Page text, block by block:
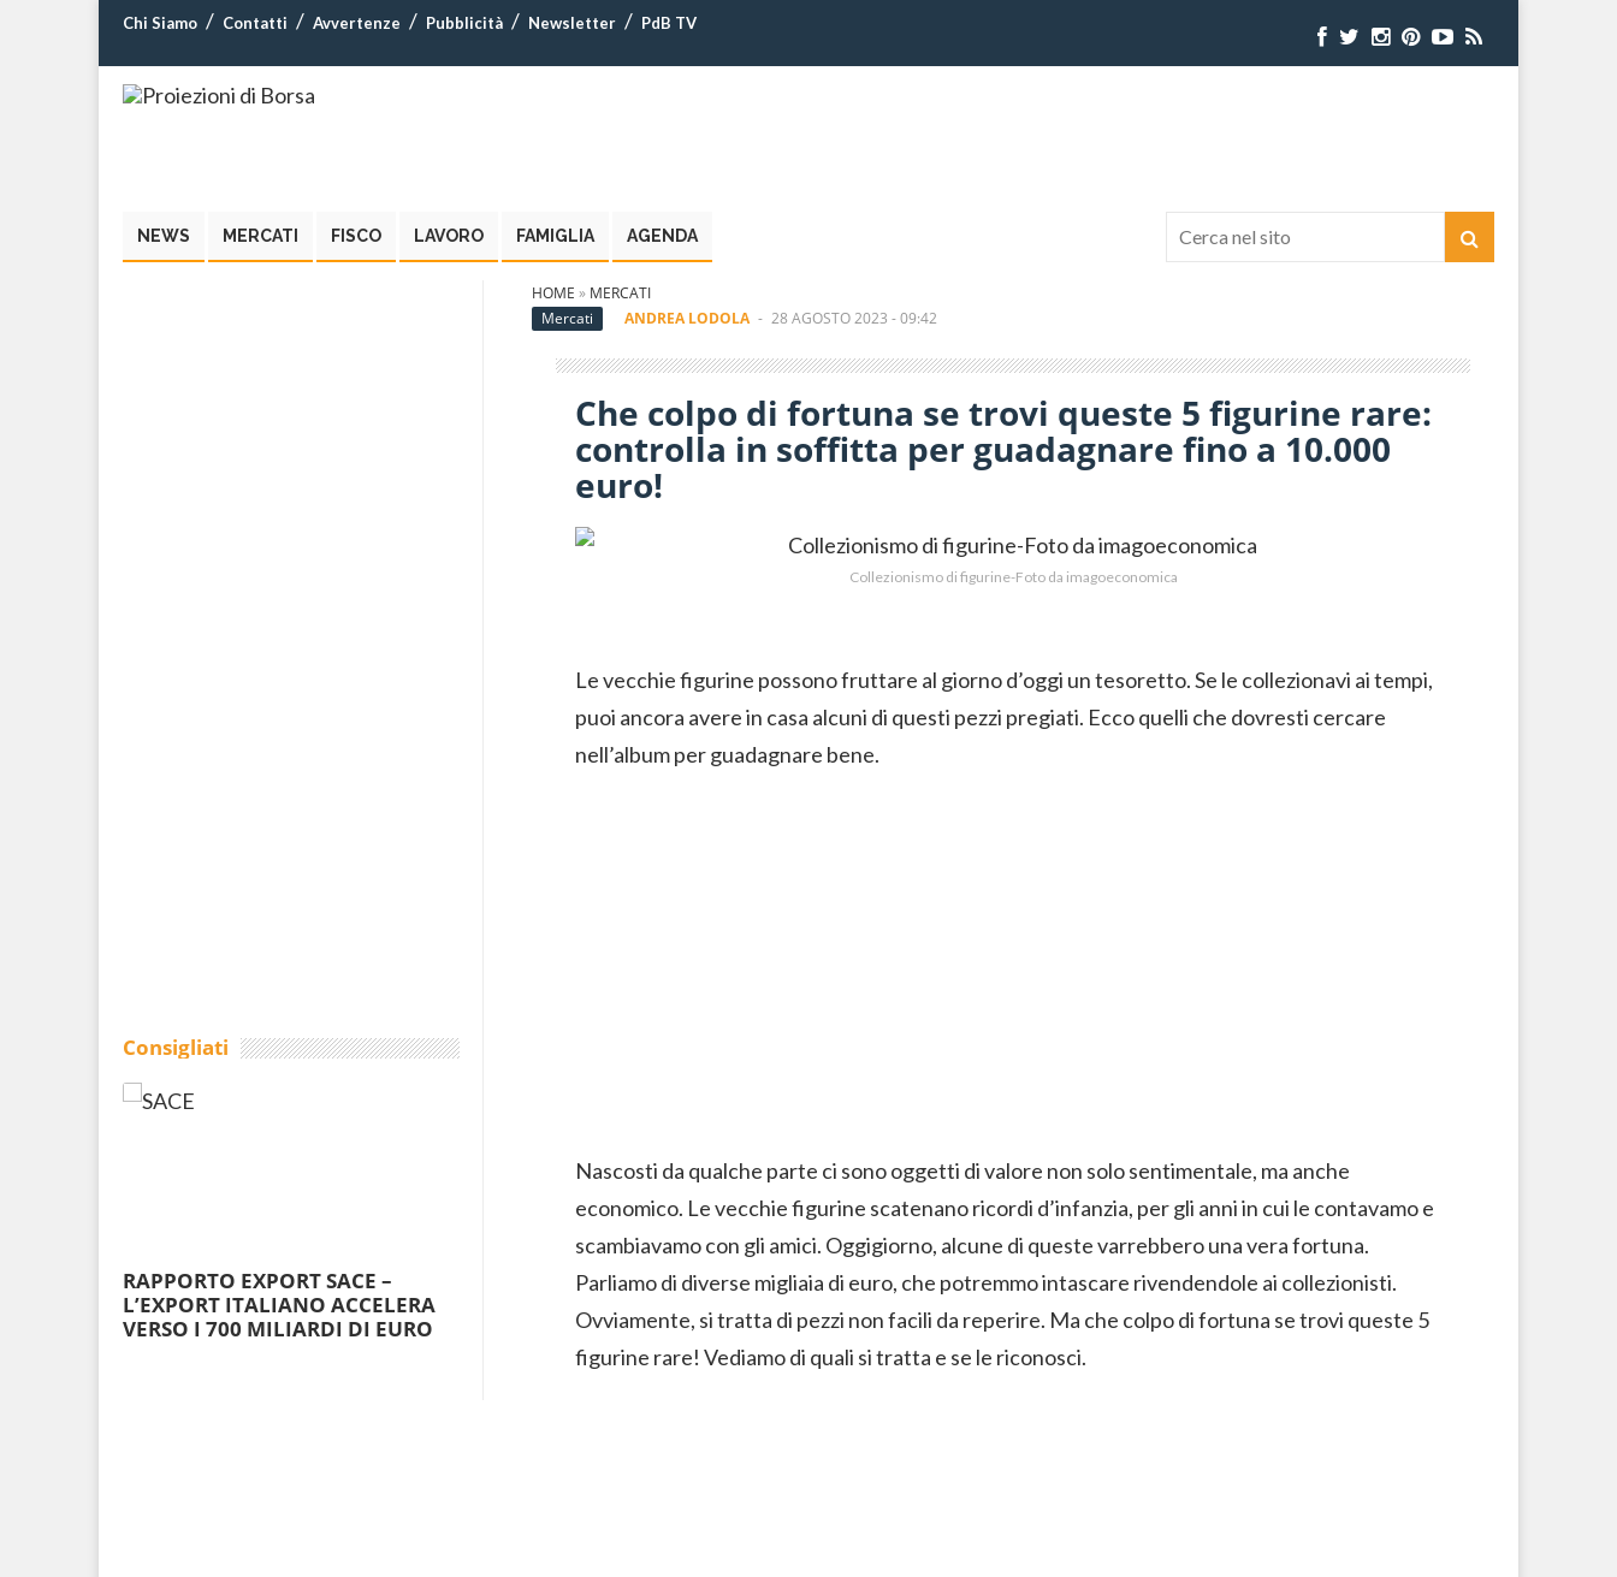
Chi Siamo Contatti Avvertenze Pubblicità Newsletter PdB TV
NEWS MERCATI FISCO LAVORO FAMIGLIA AGENDA
HOME » MERCATI
Mercati
ANDREA LODOLA - 28 AGOSTO 2023 - 09:42
Che colpo di fortuna se trovi queste 5 figurine rare:
controlla in soffitta per guadagnare fino a 10.000
euro!
Collezionismo di figurine-Foto da imagoeconomica
Le vecchie figurine possono fruttare al giorno d’oggi un tesoretto. Se le collezionavi ai tempi,
puoi ancora avere in casa alcuni di questi pezzi pregiati. Ecco quelli che dovresti cercare
nell’album per guadagnare bene.
Nascosti da qualche parte ci sono oggetti di valore non solo sentimentale, ma anche
economico. Le vecchie figurine scatenano ricordi d’infanzia, per gli anni in cui le contavamo e
scambiavamo con gli amici. Oggigiorno, alcune di queste varrebbero una vera fortuna.
Parliamo di diverse migliaia di euro, che potremmo intascare rivendendole ai collezionisti.
Ovviamente, si tratta di pezzi non facili da reperire. Ma che colpo di fortuna se trovi queste 5
figurine rare! Vediamo di quali si tratta e se le riconosci.
Consigliati
RAPPORTO EXPORT SACE –
L’EXPORT ITALIANO ACCELERA
VERSO I 700 MILIARDI DI EURO